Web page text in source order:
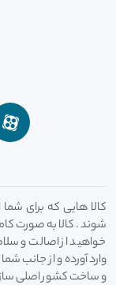
کالا هایی که برای
شوند . کالا به صورت
خواهید از اصالت و
وارد آورده و از جانب
و ساخت کشور اصلی